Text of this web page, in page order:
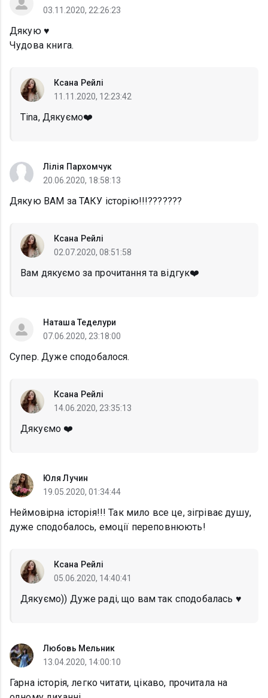
03.11.2020, 22:26:23
Дякую ♥️
Чудова книга.
Ксана Рейлі
11.11.2020, 12:23:42
Tina, Дякуємо❤️
Лілія Пархомчук
20.06.2020, 18:58:13
Дякую ВАМ за ТАКУ історію!!!???????
Ксана Рейлі
02.07.2020, 08:51:58
Вам дякуємо за прочитання та відгук❤️
Наташа Теделури
07.06.2020, 23:18:00
Супер. Дуже сподобалося.
Ксана Рейлі
14.06.2020, 23:35:13
Дякуємо ❤️
Юля Лучин
19.05.2020, 01:34:44
Неймовірна історія!!! Так мило все це, зігріває душу,
дуже сподобалось, емоції переповнюють!
Ксана Рейлі
05.06.2020, 14:40:41
Дякуємо)) Дуже раді, що вам так сподобалась ♥️
Любовь Мельник
13.04.2020, 14:00:10
Гарна історія, легко читати, цікаво, прочитала на